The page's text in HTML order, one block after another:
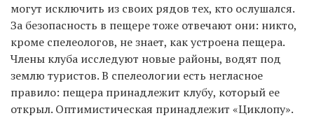
могут исключить из своих рядов тех, кто ослушался.
За безопасность в пещере тоже отвечают они: никто,
кроме спелеологов, не знает, как устроена пещера.
Члены клуба исследуют новые районы, водят под
землю туристов. В спелеологии есть негласное
правило: пещера принадлежит клубу, который ее
открыл. Оптимистическая принадлежит «Циклопу».